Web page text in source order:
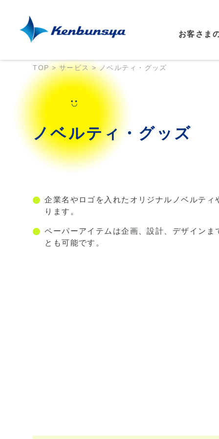
お客さま
TOP>サービス> ノベルティ・グッズ
ノベルティ・グッズ
企業名やロゴを入れたオリジナルノベルティ
ります。
ペーパーアイテムは企画、設計、デザインま
とも可能です。